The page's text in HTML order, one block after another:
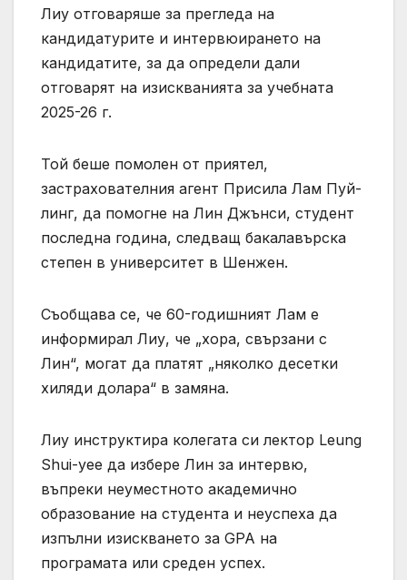
Лиу отговаряше за прегледа на
кандидатурите и интервюирането на
кандидатите, за да определи дали
отговарят на изискванията за учебната
2025-26 г.
Той беше помолен от приятел,
застрахователния агент Присила Лам Пуй-
линг, да помогне на Лин Джънси, студент
последна година, следващ бакалавърска
степен в университет в Шенжен.
Съобщава се, че 60-годишният Лам е
информирал Лиу, че „хора, свързани с
Лин“, могат да платят „няколко десетки
хиляди долара“ в замяна.
Лиу инструктира колегата си лектор Leung
Shui-yee да избере Лин за интервю,
въпреки неуместното академично
образование на студента и неуспеха да
изпълни изискването за GPA на
програмата или среден успех.